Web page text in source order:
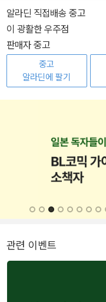
알라딘 직접배송 중고
이 광활한 우주점
판매자 중고
중고
알라딘에 팔기
관련 이벤트